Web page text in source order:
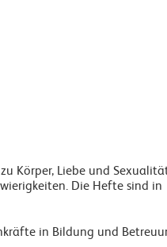
Körper, Liebe und
Die Hefte sind in
in Bildung und